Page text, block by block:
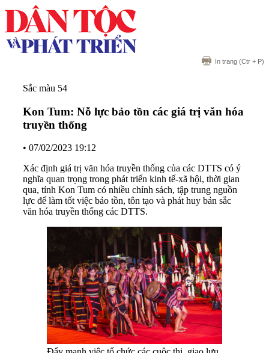
In trang (Ctr + P)
Sắc màu 54
Kon Tum: Nỗ lực bảo tồn các giá trị văn hóa
truyền thống
• 07/02/2023 19:12
Xác định giá trị văn hóa truyền thống của các DTTS có ý
nghĩa quan trọng trong phát triển kinh tế-xã hội, thời gian
qua, tỉnh Kon Tum có nhiều chính sách, tập trung nguồn
lực để làm tốt việc bảo tồn, tôn tạo và phát huy bản sắc
văn hóa truyền thống các DTTS.